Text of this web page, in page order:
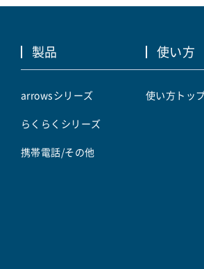
製品
arrowsシリーズ
らくらくシリーズ
携帯電話/その他
使い方
使い方トッ